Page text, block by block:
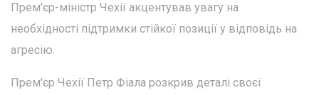
Прем'єр-міністр Чехії акцентував увагу на
необхідності підтримки стійкої позиції у відповідь на
агресію.
Прем'єр Чехії Петр Фіала розкрив деталі своєї